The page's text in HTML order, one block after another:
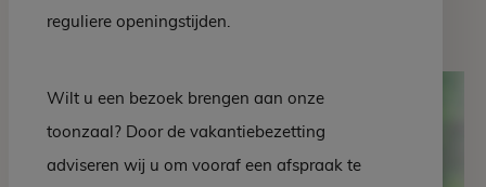
Grafsteen EZ 88-10
reguliere openingstijden.
Wilt u een bezoek brengen aan onze
toonzaal? Door de vakantiebezetting
adviseren wij u om vooraf een afspraak te